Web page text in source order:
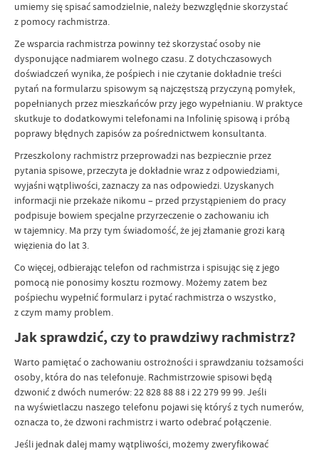
umiemy się spisać samodzielnie, należy bezwzględnie skorzystać
z pomocy rachmistrza.
Ze wsparcia rachmistrza powinny też skorzystać osoby nie
dysponujące nadmiarem wolnego czasu. Z dotychczasowych
doświadczeń wynika, że pośpiech i nie czytanie dokładnie treści
pytań na formularzu spisowym są najczęstszą przyczyną pomyłek,
popełnianych przez mieszkańców przy jego wypełnianiu. W praktyce
skutkuje to dodatkowymi telefonami na Infolinię spisową i próbą
poprawy błędnych zapisów za pośrednictwem konsultanta.
Przeszkolony rachmistrz przeprowadzi nas bezpiecznie przez
pytania spisowe, przeczyta je dokładnie wraz z odpowiedziami,
wyjaśni wątpliwości, zaznaczy za nas odpowiedzi. Uzyskanych
informacji nie przekaże nikomu – przed przystąpieniem do pracy
podpisuje bowiem specjalne przyrzeczenie o zachowaniu ich
w tajemnicy. Ma przy tym świadomość, że jej złamanie grozi karą
więzienia do lat 3.
Co więcej, odbierając telefon od rachmistrza i spisując się z jego
pomocą nie ponosimy kosztu rozmowy. Możemy zatem bez
pośpiechu wypełnić formularz i pytać rachmistrza o wszystko,
z czym mamy problem.
Jak sprawdzić, czy to prawdziwy rachmistrz?
Warto pamiętać o zachowaniu ostrożności i sprawdzaniu tożsamości
osoby, która do nas telefonuje. Rachmistrzowie spisowi będą
dzwonić z dwóch numerów: 22 828 88 88 i 22 279 99 99. Jeśli
na wyświetlaczu naszego telefonu pojawi się któryś z tych numerów,
oznacza to, że dzwoni rachmistrz i warto odebrać połączenie.
Jeśli jednak dalej mamy wątpliwości, możemy zweryfikować